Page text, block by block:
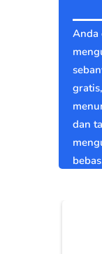
Anda
dan